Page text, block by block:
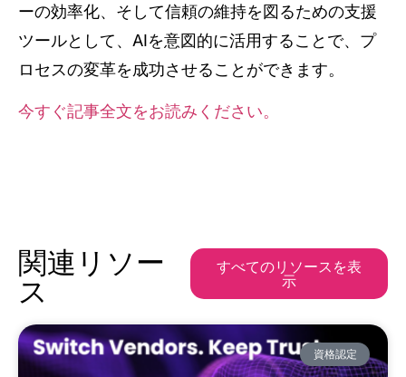
ーの効率化、そして信頼の維持を図るための支援
ツールとして、AIを意図的に活用することで、プ
ロセスの変革を成功させることができます。
今すぐ記事全文をお読みください。
関連リソー
ス
すべてのリソースを表
示
資格認定